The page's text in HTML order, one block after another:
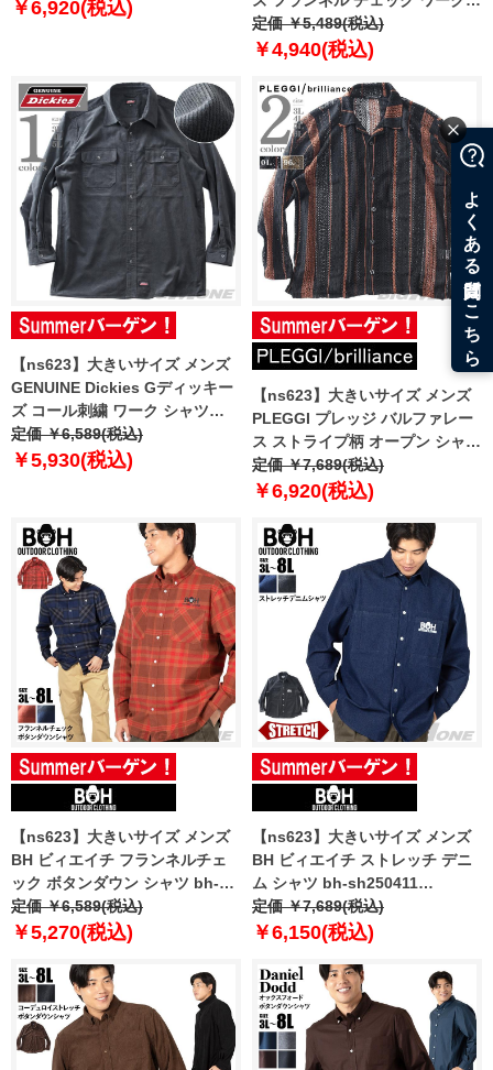
￥6,920(税込)
シャツ 5460-2031
定価 ￥5,489(税込)
￥4,940(税込)
【ns623】大きいサイズ メンズ
GENUINE Dickies Gディッキー
ズ コール刺繍 ワーク シャツ
5460-2032
定価 ￥6,589(税込)
￥5,930(税込)
【ns623】大きいサイズ メンズ
PLEGGI プレッジ バルファレー
ス ストライプ柄 オープン シャツ
65-78657-2
定価 ￥7,689(税込)
￥6,920(税込)
【ns623】大きいサイズ メンズ
BH ビィエイチ フランネルチェ
ック ボタンダウン シャツ bh-
sh250410 【t2503】
定価 ￥6,589(税込)
￥5,270(税込)
【ns623】大きいサイズ メンズ
BH ビィエイチ ストレッチ デニ
ム シャツ bh-sh250411
【t2503】
定価 ￥7,689(税込)
￥6,150(税込)